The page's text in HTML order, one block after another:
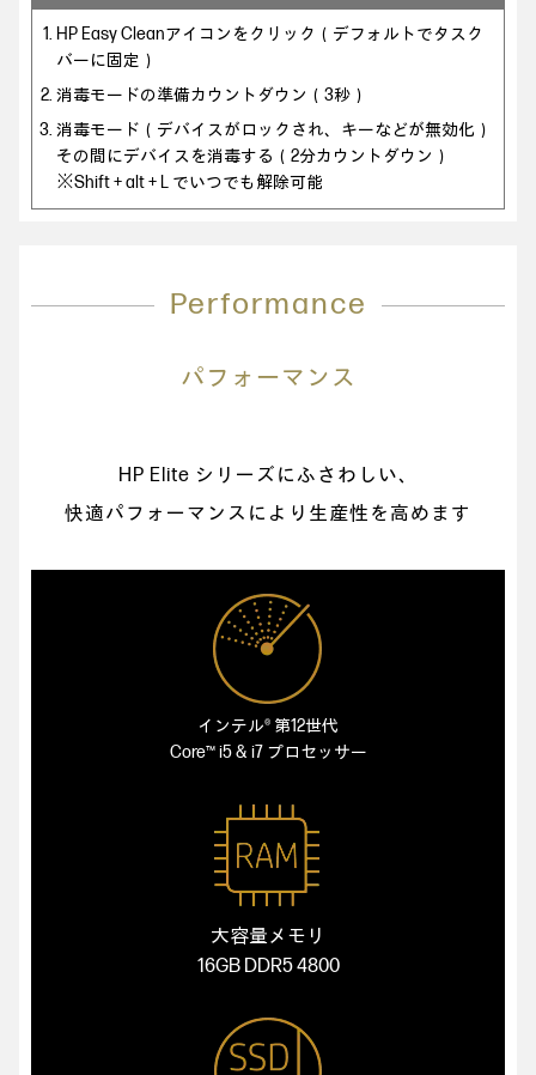
HP Easy Cleanアイコンをクリック（デフォルトでタスク
バーに固定）
消毒モードの準備カウントダウン（3秒）
消毒モード（デバイスがロックされ、キーなどが無効化）
その間にデバイスを消毒する（2分カウントダウン）
※Shift + alt + L でいつでも解除可能
Performance
パフォーマンス
HP Elite シリーズにふさわしい、
快適パフォーマンスにより生産性を高めます
インテル® 第12世代
Core™ i5 & i7 プロセッサー
大容量メモリ
16GB DDR5 4800